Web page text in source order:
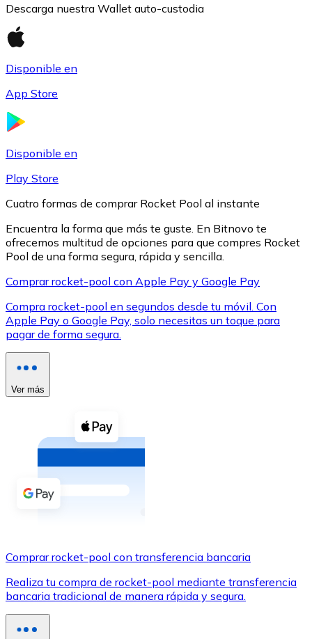
XRP
XRP
Ver todo
Compra criptomonedas con efectivo en tu tienda más
Comprar con efectivo
Transferencia SEPA
Utiliza tarjetas Visa y Mastercard para comprar
Comprar con tarjeta
Descarga nuestra Wallet auto-custodia
Disponible en
App Store
Disponible en
Play Store
Cuatro formas de comprar Rocket Pool al instante
Encuentra la forma que más te guste. En Bitnovo te
ofrecemos multitud de opciones para que compres Rocket
Pool de una forma segura, rápida y sencilla.
Comprar rocket-pool con Apple Pay y Google Pay
Compra rocket-pool en segundos desde tu móvil. Con
Apple Pay o Google Pay, solo necesitas un toque para
pagar de forma segura.
Ver más
Comprar rocket-pool con transferencia bancaria
Realiza tu compra de rocket-pool mediante transferencia
bancaria tradicional de manera rápida y segura.